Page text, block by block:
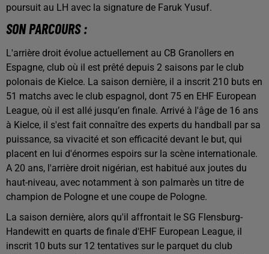
poursuit au LH avec la signature de Faruk Yusuf.
SON PARCOURS :
L'arrière droit évolue actuellement au CB Granollers en
Espagne, club où il est prêté depuis 2 saisons par le club
polonais de Kielce. La saison dernière, il a inscrit 210 buts en
51 matchs avec le club espagnol, dont 75 en EHF European
League, où il est allé jusqu’en finale. Arrivé à l'âge de 16 ans
à Kielce, il s'est fait connaître des experts du handball par sa
puissance, sa vivacité et son efficacité devant le but, qui
placent en lui d'énormes espoirs sur la scène internationale.
A 20 ans, l'arrière droit nigérian, est habitué aux joutes du
haut-niveau, avec notamment à son palmarès un titre de
champion de Pologne et une coupe de Pologne.
La saison dernière, alors qu'il affrontait le SG Flensburg-
Handewitt en quarts de finale d'EHF European League, il
inscrit 10 buts sur 12 tentatives sur le parquet du club